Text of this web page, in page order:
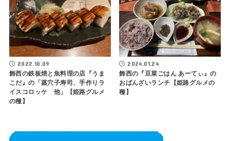
2022.10.09
飾西の鉄板焼と魚料理の店『うま
こだ』の「蒸穴子寿司、手作りラ
イスコロッケ 他」【姫路グルメ
の種】
2024.01.24
飾西の『豆菜ごはん あーてぃ』の
おばんざいランチ【姫路グルメの
種】